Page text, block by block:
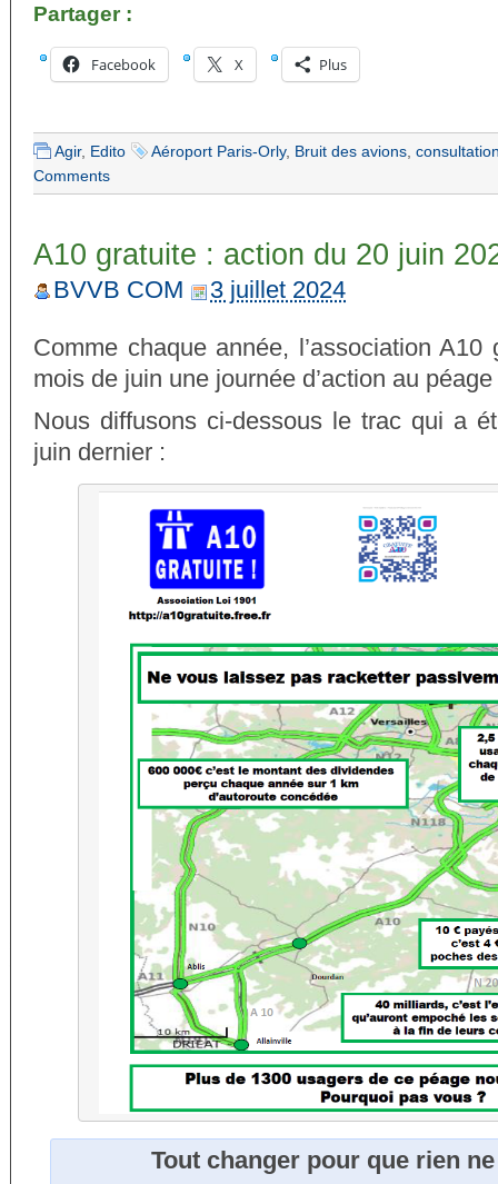
Partager :
Facebook X Plus
Agir, Edito Aéroport Paris-Orly, Bruit des avions
Comments
A10 gratuite : action du 20 juin
BVVB COM 3 juillet 2024
Comme chaque année, l’association A10
mois de juin une journée d’action au
Nous diffusons ci-dessous le trac qui a
juin dernier :
Tout changer pour que rien